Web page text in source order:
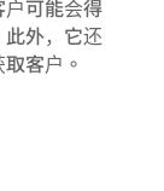
可能会得
外，它还
客户。